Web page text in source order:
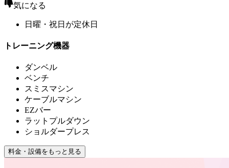
気になる
日曜・祝日が定休日
トレーニング機器
ダンベル
ベンチ
スミスマシン
ケーブルマシン
EZバー
ラットプルダウン
ショルダープレス
料金・設備をもっと見る